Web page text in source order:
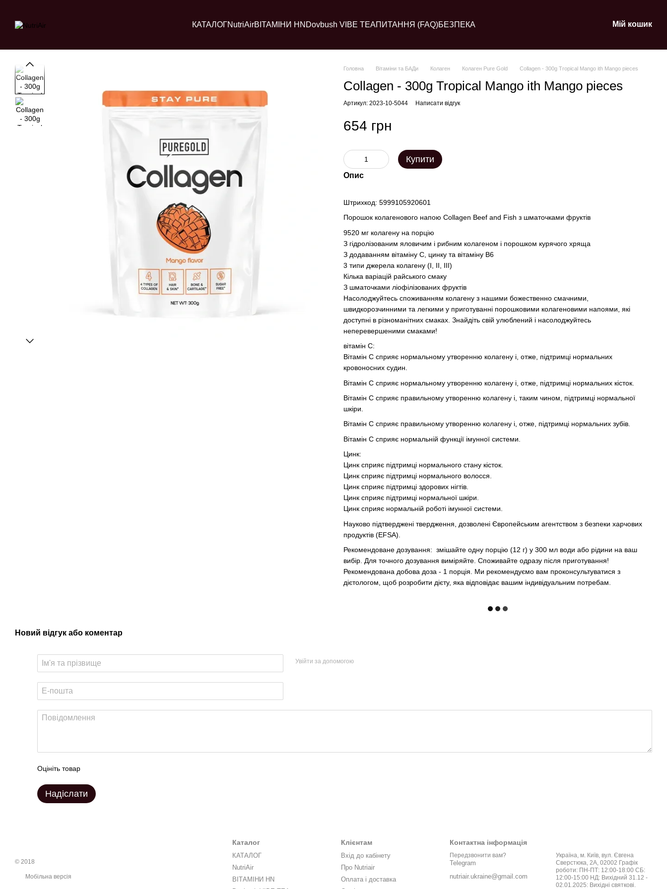
КАТАЛОГNutriAirВІТАМІНИ HN Dovbush VIBE TEAПИТАННЯ (FAQ)БЕЗПЕКА Мій кошик
Головна Вітаміни та БАДи Колаген Колаген Pure Gold Collagen - 300g Tropical Mango ith Mango pieces
Collagen - 300g Tropical Mango ith Mango pieces
Артикул: 2023-10-5044 Написати відгук
654 грн
Купити
Опис
Штрихкод: 5999105920601
Порошок колагенового напою Collagen Beef and Fish з шматочками фруктів
9520 мг колагену на порцію
З гідролізованим яловичим і рибним колагеном і порошком курячого хряща
З додаванням вітаміну С, цинку та вітаміну В6
3 типи джерела колагену (I, II, III)
Кілька варіацій райського смаку
З шматочками ліофілізованих фруктів
Насолоджуйтесь споживанням колагену з нашими божественно смачними,
швидкорозчинними та легкими у приготуванні порошковими колагеновими напоями, які
доступні в різноманітних смаках. Знайдіть свій улюблений і насолоджуйтесь
неперевершеними смаками!
вітамін С:
Вітамін С сприяє нормальному утворенню колагену і, отже, підтримці нормальних
кровоносних судин.
Вітамін С сприяє нормальному утворенню колагену і, отже, підтримці нормальних кісток.
Вітамін С сприяє правильному утворенню колагену і, таким чином, підтримці нормальної
шкіри.
Вітамін С сприяє правильному утворенню колагену і, отже, підтримці нормальних зубів.
Вітамін С сприяє нормальній функції імунної системи.
Цинк:
Цинк сприяє підтримці нормального стану кісток.
Цинк сприяє підтримці нормального волосся.
Цинк сприяє підтримці здорових нігтів.
Цинк сприяє підтримці нормальної шкіри.
Цинк сприяє нормальній роботі імунної системи.
Науково підтверджені твердження, дозволені Європейським агентством з безпеки харчових
продуктів (EFSA).
Рекомендоване дозування: змішайте одну порцію (12 г) у 300 мл води або рідини на ваш
вибір. Для точного дозування виміряйте. Споживайте одразу після приготування!
Рекомендована добова доза - 1 порція. Ми рекомендуємо вам проконсультуватися з
дієтологом, щоб розробити дієту, яка відповідає вашим індивідуальним потребам.
Новий відгук або коментар
Увійти за допомогою
Оцініть товар
Надіслати
© 2018
Мобільна версія
Каталог
КАТАЛОГ
NutriAir
ВІТАМІНИ HN
Клієнтам
Вхід до кабінету
Про Nutriair
Оплата і доставка
Контактна інформація
Передзвонити вам?
Telegram
nutriair.ukraine@gmail.com
Україна, м. Київ, вул. Євгена
Сверстюка, 2А, 02002 Графік
роботи: ПН-ПТ: 12:00-18:00 СБ:
12:00-15:00 НД: Вихідний 31.12 -
02.01.2025: Вихідні святкові.